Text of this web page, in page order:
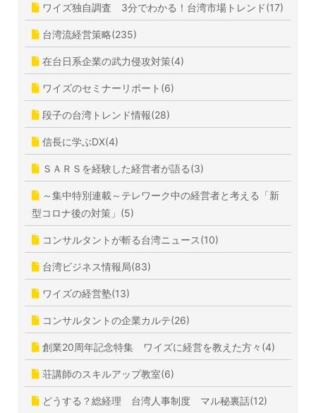
ワイズ独自調査 3分でわかる！台湾市場トレンド(17)
台湾流経営策略(235)
在台日系企業の武力侵攻対策(4)
ワイズのセミナーリポート(6)
段子の台湾トレンド情報(28)
信長に学ぶDX(4)
ＳＡＲＳを経験した経営者が語る(3)
～集中特別連載～テレワーク中の経営者と考える「新
型コロナ後の対策」(5)
コンサルタントが斬る台湾ニュース(10)
台湾ビジネス情報局(83)
ワイズの経営塾(13)
コンサルタントの企業カルテ(26)
創業20周年記念特集 ワイズに経営を教えた方々(4)
荘講師のスキルアップ教室(6)
どうする？総経理 台湾人事制度 マル秘裏話(12)